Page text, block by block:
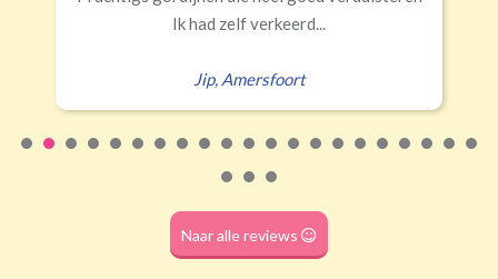
(wave plooi) (tunnel)
(dubbele tunnel)
Naar alle reviews